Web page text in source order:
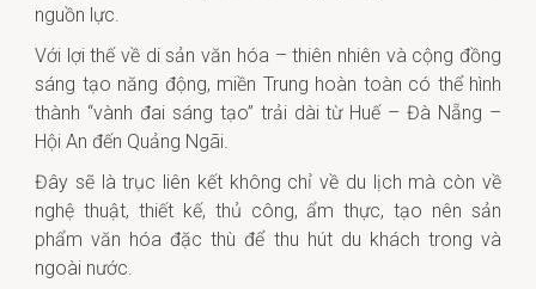
nguồn lực.
Với lợi thế về di sản văn hóa – thiên nhiên và cộng đồng
sáng tạo năng động, miền Trung hoàn toàn có thể hình
thành “vành đai sáng tạo” trải dài từ Huế – Đà Nẵng –
Hội An đến Quảng Ngãi.
Đây sẽ là trục liên kết không chỉ về du lịch mà còn về
nghệ thuật, thiết kế, thủ công, ẩm thực, tạo nên sản
phẩm văn hóa đặc thù để thu hút du khách trong và
ngoài nước.